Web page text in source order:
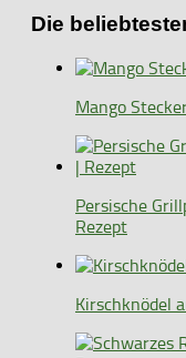
Die
Mango
Persische
Rezept
Kirschknödel